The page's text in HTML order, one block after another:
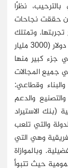
بالترحيب، نظرًا
حققت نجاحات
وتمتلك
الصين مخزونًا نقديًّا ضخمًا يناهز 3 تريليونات دولار (3000 مليار
جزء كبير منها
جميع المجالات
وقطاعي:
والدعم
(بنك الاستيراد
والتي تلعب
وهي التي
وبالموازاة
حيث تتبوأ